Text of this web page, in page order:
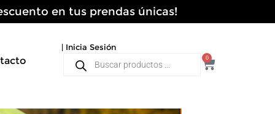
en tus prendas únicas!
| Inicia Sesión
productos
0
Cart